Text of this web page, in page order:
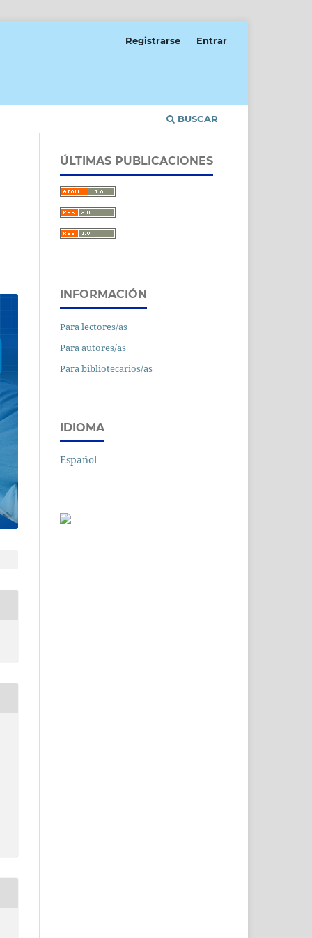
BUSCAR
Registrarse Entrar
ÚLTIMAS PUBLICACIONES
INFORMACIÓN
Para lectores/as
Para autores/as
Para bibliotecarios/as
IDIOMA
Español